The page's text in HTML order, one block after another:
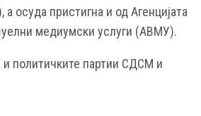
осуда пристигна и од Агенцијата
медиумски услуги (АВМУ).
и политичките партии СДСМ и